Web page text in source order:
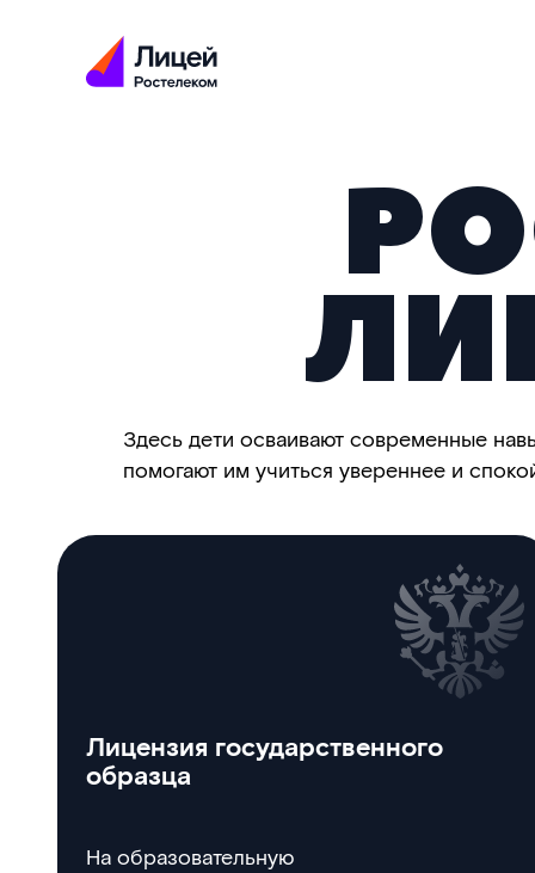
Здесь дети осваивают современные
помогают им учиться увереннее и
Лицензия государственного
образца
На образовательную